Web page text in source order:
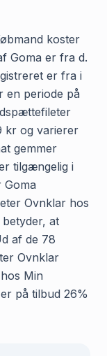
koster
Goma er fra d.
er fra i
en periode på
kr og varierer
gemmer
tilgængelig i
Goma
Ovnklar hos
at
af de 78
Ovnklar
Min
på tilbud 26%